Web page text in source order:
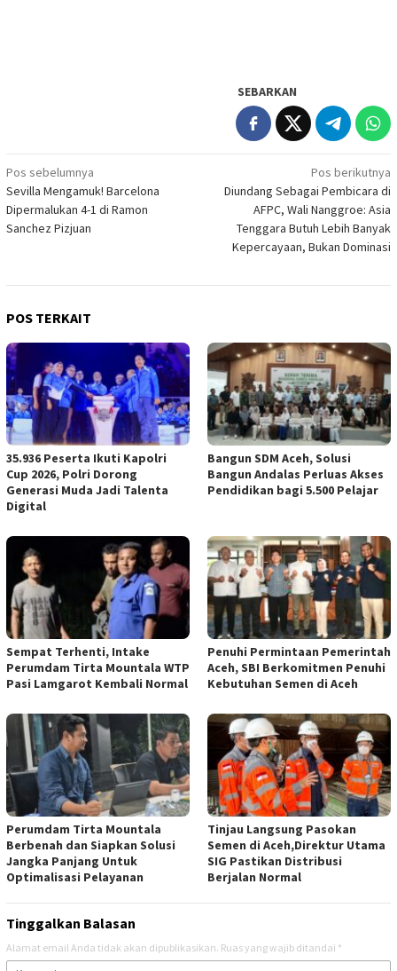
SEBARKAN
Navigasi
pos
Pos sebelumnya
Sevilla Mengamuk! Barcelona
Dipermalukan 4-1 di Ramon
Sanchez Pizjuan
Pos berikutnya
Diundang Sebagai Pembicara di
AFPC, Wali Nanggroe: Asia
Tenggara Butuh Lebih Banyak
Kepercayaan, Bukan Dominasi
POS TERKAIT
35.936 Peserta Ikuti Kapolri
Cup 2026, Polri Dorong
Generasi Muda Jadi Talenta
Digital
Bangun SDM Aceh, Solusi
Bangun Andalas Perluas Akses
Pendidikan bagi 5.500 Pelajar
Sempat Terhenti, Intake
Perumdam Tirta Mountala WTP
Pasi Lamgarot Kembali Normal
Penuhi Permintaan Pemerintah
Aceh, SBI Berkomitmen Penuhi
Kebutuhan Semen di Aceh
Perumdam Tirta Mountala
Berbenah dan Siapkan Solusi
Jangka Panjang Untuk
Optimalisasi Pelayanan
Tinjau Langsung Pasokan
Semen di Aceh,Direktur Utama
SIG Pastikan Distribusi
Berjalan Normal
Tinggalkan Balasan
Alamat email Anda tidak akan dipublikasikan. Ruas yang wajib ditandai *